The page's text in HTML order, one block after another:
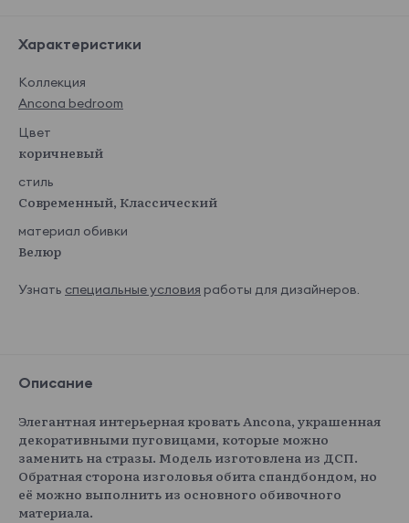
Характеристики
Коллекция
Ancona bedroom
Цвет
коричневый
стиль
Современный, Классический
материал обивки
Велюр
Узнать специальные условия работы для дизайнеров.
Описание
Элегантная интерьерная кровать Ancona, украшенная
декоративными пуговицами, которые можно
заменить на стразы. Модель изготовлена из ДСП.
Обратная сторона изголовья обита спандбондом, но
её можно выполнить из основного обивочного
материала.